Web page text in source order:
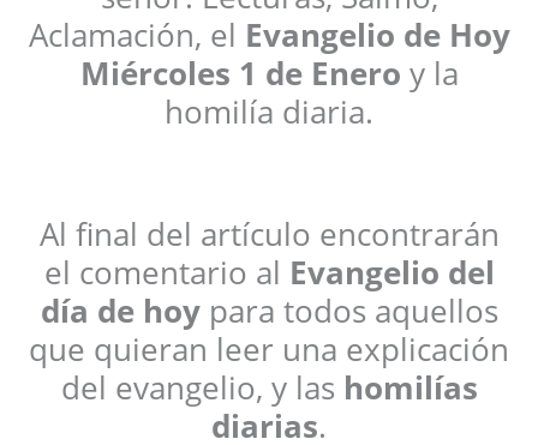
Aclamación, el Evangelio de Hoy
Miércoles 1 de Enero y la
homilía diaria.
Al final del artículo encontrarán
el comentario al Evangelio del
día de hoypara todos aquellos
que quieran leer una explicación
del evangelio, y las homilías
diarias.